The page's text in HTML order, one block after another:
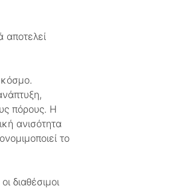
αποτελεί
πόρους. Η
ανισότητα
το
διαθέσιμοι